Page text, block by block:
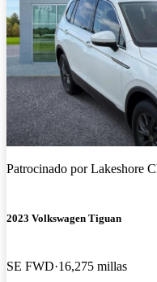
Patrocinado porLakeshore
2023 Volkswagen Tiguan
SE FWD 16,275 millas